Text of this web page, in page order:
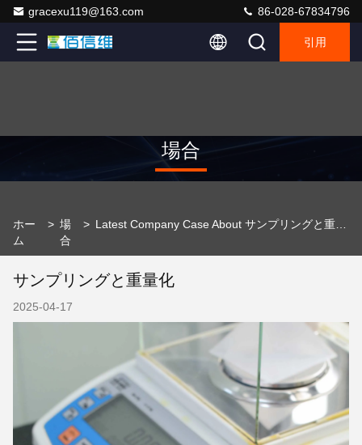
gracexu119@163.com 86-028-67834796
引用
場合
ホー
ム
> 場
合
> Latest Company Case About サンプリングと重量化
サンプリングと重量化
2025-04-17